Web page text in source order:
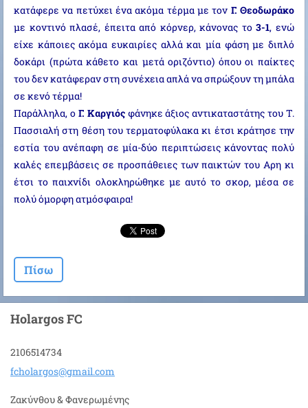
κατάφερε να πετύχει ένα ακόμα τέρμα με τον Γ. Θεοδωράκο
με κοντινό πλασέ, έπειτα από κόρνερ, κάνονας το3-1, ενώ
είχε κάποιες ακόμα ευκαιρίες αλλά και μία φάση με διπλό
δοκάρι (πρώτα κάθετο και μετά οριζόντιο) όπου οι παίκτες
του δεν κατάφεραν στη συνέχεια απλά να σπρώξουν τη μπάλα
σε κενό τέρμα!
Παράλληλα, ο Γ. Καργιόςφάνηκε άξιος αντικαταστάτης του Τ.
Πασσιαλή στη θέση του τερματοφύλακα κι έτσι κράτησε την
εστία του ανέπαφη σε μία-δύο περιπτώσεις κάνοντας πολύ
καλές επεμβάσεις σε προσπάθειες των παικτών του Αρη κι
έτσι το παιχνίδι ολοκληρώθηκε με αυτό το σκορ, μέσα σε
πολύ όμορφη ατμόσφαιρα!
Πίσω
Holargos FC
2106514734
fcholargos@gmail.com
Ζακύνθου & Φανερωμένης